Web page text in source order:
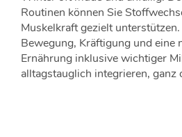
Routinen können Sie
Muskelkraft gezielt
Bewegung, Kräftigung und eine
Ernährung inklusive wichtiger
alltagstauglich integrieren, ganz